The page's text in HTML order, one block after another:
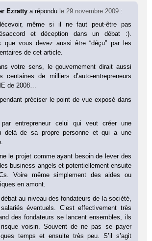
Ezrattya répondu le 29 novembre 2009 :
même si il ne faut peut-être pas
et déception dans un débat :).
que vous devez aussi être “déçu” par les
de cet article.
votre sens, le gouvernement dirait aussi
centaines de milliers d’auto-entrepreneurs
de 2008…
préciser le point de vue exposé dans
par entrepreneur celui qui veut créer une
delà de sa propre personne et qui a une
le projet comme ayant besoin de lever des
business angels et potentiellement ensuite
Voire même simplement des aides ou
en amont.
au niveau des fondateurs de la société,
éventuels. C’est effectivement très
des fondateurs se lancent ensembles, ils
voisin. Souvent de ne pas se payer
temps et ensuite très peu. S’il s’agit